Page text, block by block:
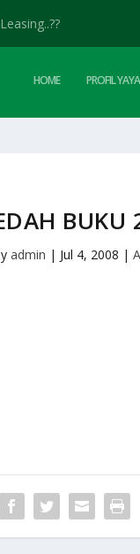
HOME PROFIL
BUKU
admin | Jul 4, 2008 |